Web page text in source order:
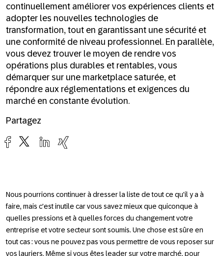
continuellement améliorer vos expériences clients et
adopter les nouvelles technologies de
transformation, tout en garantissant une sécurité et
une conformité de niveau professionnel. En parallèle,
vous devez trouver le moyen de rendre vos
opérations plus durables et rentables, vous
démarquer sur une marketplace saturée, et
répondre aux réglementations et exigences du
marché en constante évolution.
Partagez
Nous pourrions continuer à dresser la liste de tout ce qu'il y a à
faire, mais c'est inutile car vous savez mieux que quiconque à
quelles pressions et à quelles forces du changement votre
entreprise et votre secteur sont soumis. Une chose est sûre en
tout cas : vous ne pouvez pas vous permettre de vous reposer sur
vos lauriers. Même si vous êtes leader sur votre marché, pour